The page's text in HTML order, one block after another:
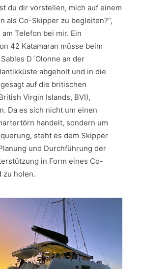
du dir vorstellen, mich auf einem
als Co-Skipper zu begleiten?“,
Telefon bei mir. Ein
42 Katamaran müsse beim
D´Olonne an der
abgeholt und in die
auf die britischen
Virgin Islands, BVI),
Da es sich nicht um einen
handelt, sondern um
steht es dem Skipper
und Durchführung der
in Form eines Co-
zu holen.